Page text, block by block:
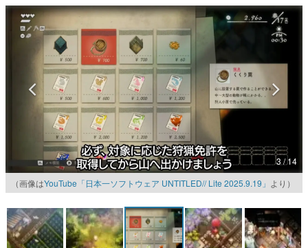
なんでゲームは面白い？
ゲーム開発者・hamatsu氏がゲームの魅力を画面や操作の
具体的な形から解き明かしていく、硬派で骨太な評論連載
です。
ゲームが変えた日本語
「経験値」「裏技」「ラスボス」… ゲームにまつわる言葉
の起源や用法の変遷を、コンピューター文化史研究家・タ
イニーP氏が徹底調査。
カテゴリ
特集記事
マンガ
女性向け
アプリレビュー
3 / 14
（画像はYouTube「日本一ソフトウェア UNTITLED// Lite 2025.9.19」 より）